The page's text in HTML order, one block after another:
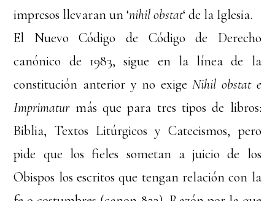
impresos llevaran un ‘nihil obstat‘ de la Iglesia.
El Nuevo Código de Código de Derecho
canónico de 1983, sigue en la línea de la
constitución anterior y no exigeNihil obstat e
Imprimaturmás que para tres tipos de libros:
Biblia, Textos Litúrgicos y Catecismos, pero
pide que los fieles sometan a juicio de los
Obispos los escritos que tengan relación con la